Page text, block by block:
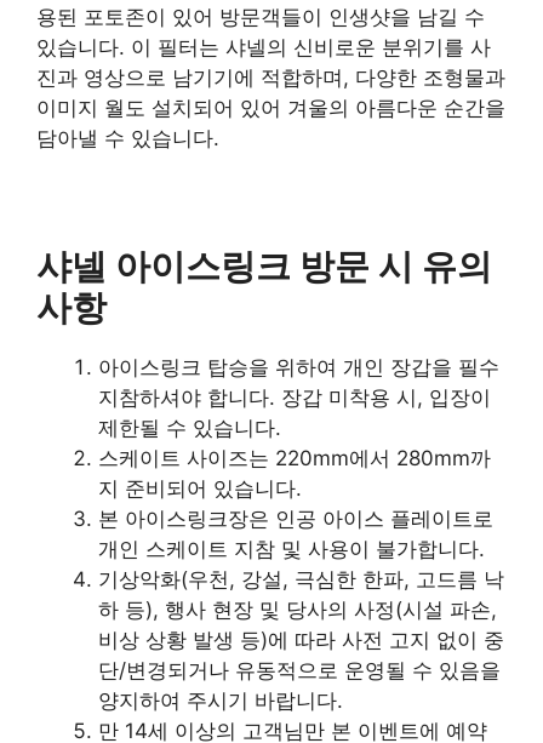
용된 포토존이 있어 방문객들이 인생샷을 남길 수
있습니다. 이 필터는 샤넬의 신비로운 분위기를 사
진과 영상으로 남기기에 적합하며, 다양한 조형물과
이미지 월도 설치되어 있어 겨울의 아름다운 순간을
담아낼 수 있습니다.
샤넬 아이스링크 방문 시 유의
사항
아이스링크 탑승을 위하여 개인 장갑을 필수
지참하셔야 합니다. 장갑 미착용 시, 입장이
제한될 수 있습니다.
스케이트 사이즈는 220mm에서 280mm까
지 준비되어 있습니다.
본 아이스링크장은 인공 아이스 플레이트로
개인 스케이트 지참 및 사용이 불가합니다.
기상악화(우천, 강설, 극심한 한파, 고드름 낙
하 등), 행사 현장 및 당사의 사정(시설 파손,
비상 상황 발생 등)에 따라 사전 고지 없이 중
단/변경되거나 유동적으로 운영될 수 있음을
양지하여 주시기 바랍니다.
만 14세 이상의 고객님만 본 이벤트에 예약